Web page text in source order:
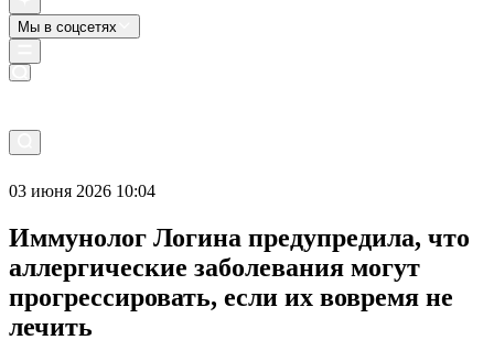
Мы в соцсетях
03 июня 2026 10:04
Иммунолог Логина предупредила, что
аллергические заболевания могут
прогрессировать, если их вовремя не
лечить